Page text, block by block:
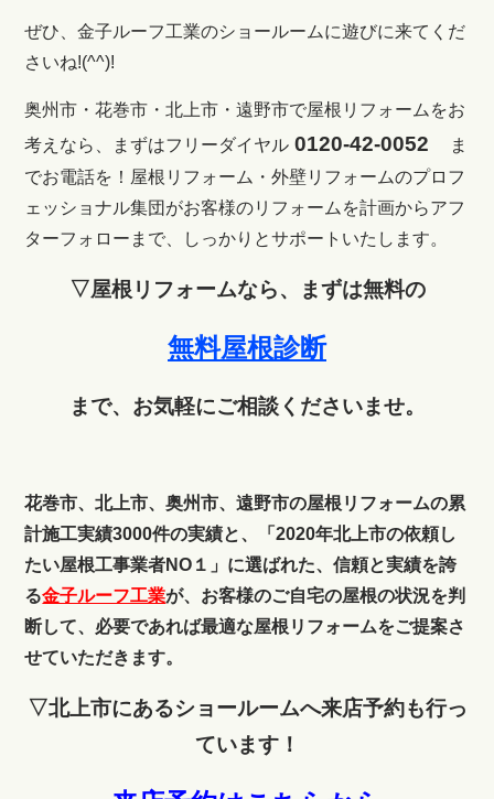
ぜひ、金子ルーフ工業のショールームに遊びに来てくだ
さいね!(^^)!
奥州市・花巻市・北上市・遠野市で屋根リフォームをお
考えなら、まずはフリーダイヤル 0120-42-0052
ま
でお電話を！ 屋根リフォーム・外壁リフォームのプロフ
ェッショナル集団がお客様のリフォームを計画からアフ
ターフォローまで、しっかりとサポートいたします。
▽屋根リフォームなら、まずは無料の
無料屋根診断
まで、お気軽にご相談くださいませ。
花巻市、北上市、奥州市、遠野市の屋根リフォームの累
計施工実績3000件の実績と、「2020年北上市の依頼し
たい屋根工事業者NO１」に選ばれた、信頼と実績を誇
る金子ルーフ工業が、お客様のご自宅の屋根の状況を判
断して、必要であれば最適な屋根リフォームをご提案さ
せていただきます。
▽北上市にあるショールームへ来店予約も行っ
ています！